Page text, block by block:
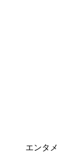
エンタメ